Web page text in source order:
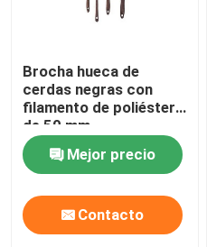
Brocha hueca de
cerdas negras con
filamento de poliéster
de 50 mm
Mejor precio
Contacto